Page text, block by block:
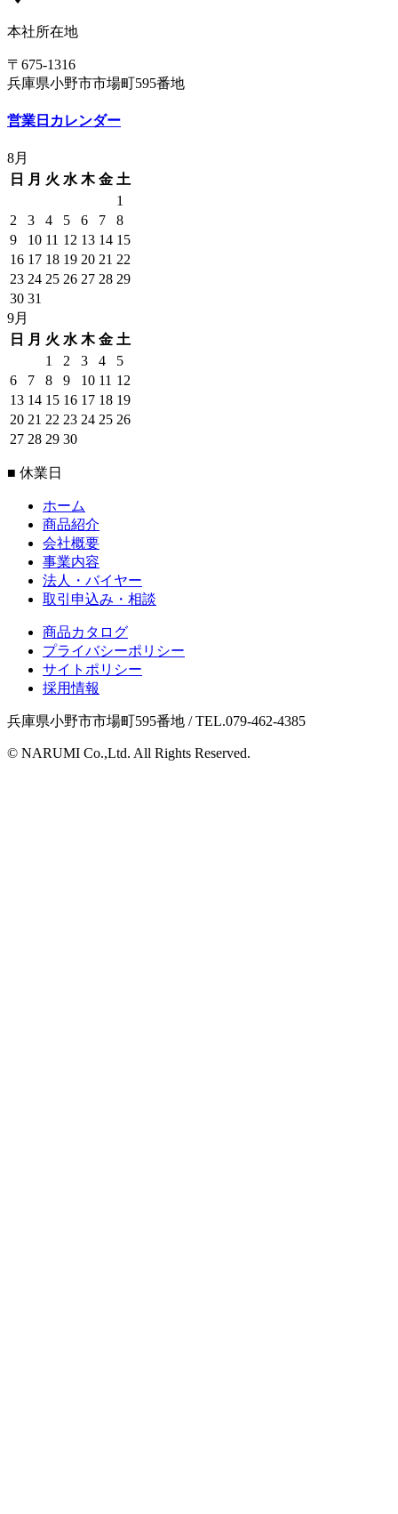
本社所在地
〒675-1316
兵庫県小野市市場町595番地
営業日カレンダー
8月
日
月 火 水 木 金 土
1
2
3 4 5 6 7
8
9
10 11 12 13 14 15
16 17 18 19 20 21 22
23 24 25 26 27 28 29
30 31
9月
日
月 火 水 木 金 土
1
2 3 4
5
6
7 8 9 10 11 12
13 14 15 16 17 18 19
20 21 22 23 24 25 26
27 28 29 30
■ 休業日
ホーム
商品紹介
会社概要
事業内容
法人・バイヤー
取引申込み・相談
商品カタログ
プライバシーポリシー
サイトポリシー
採用情報
兵庫県小野市市場町595番地 / TEL.079-462-4385
© NARUMI Co.,Ltd. All Rights Reserved.